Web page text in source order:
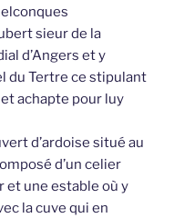
sieur de la
d’Angers et y
du Tertre ce stipulant
achapte pour luy
d’ardoise situé au
d’un celier
et une estable où y
la cuve qui en